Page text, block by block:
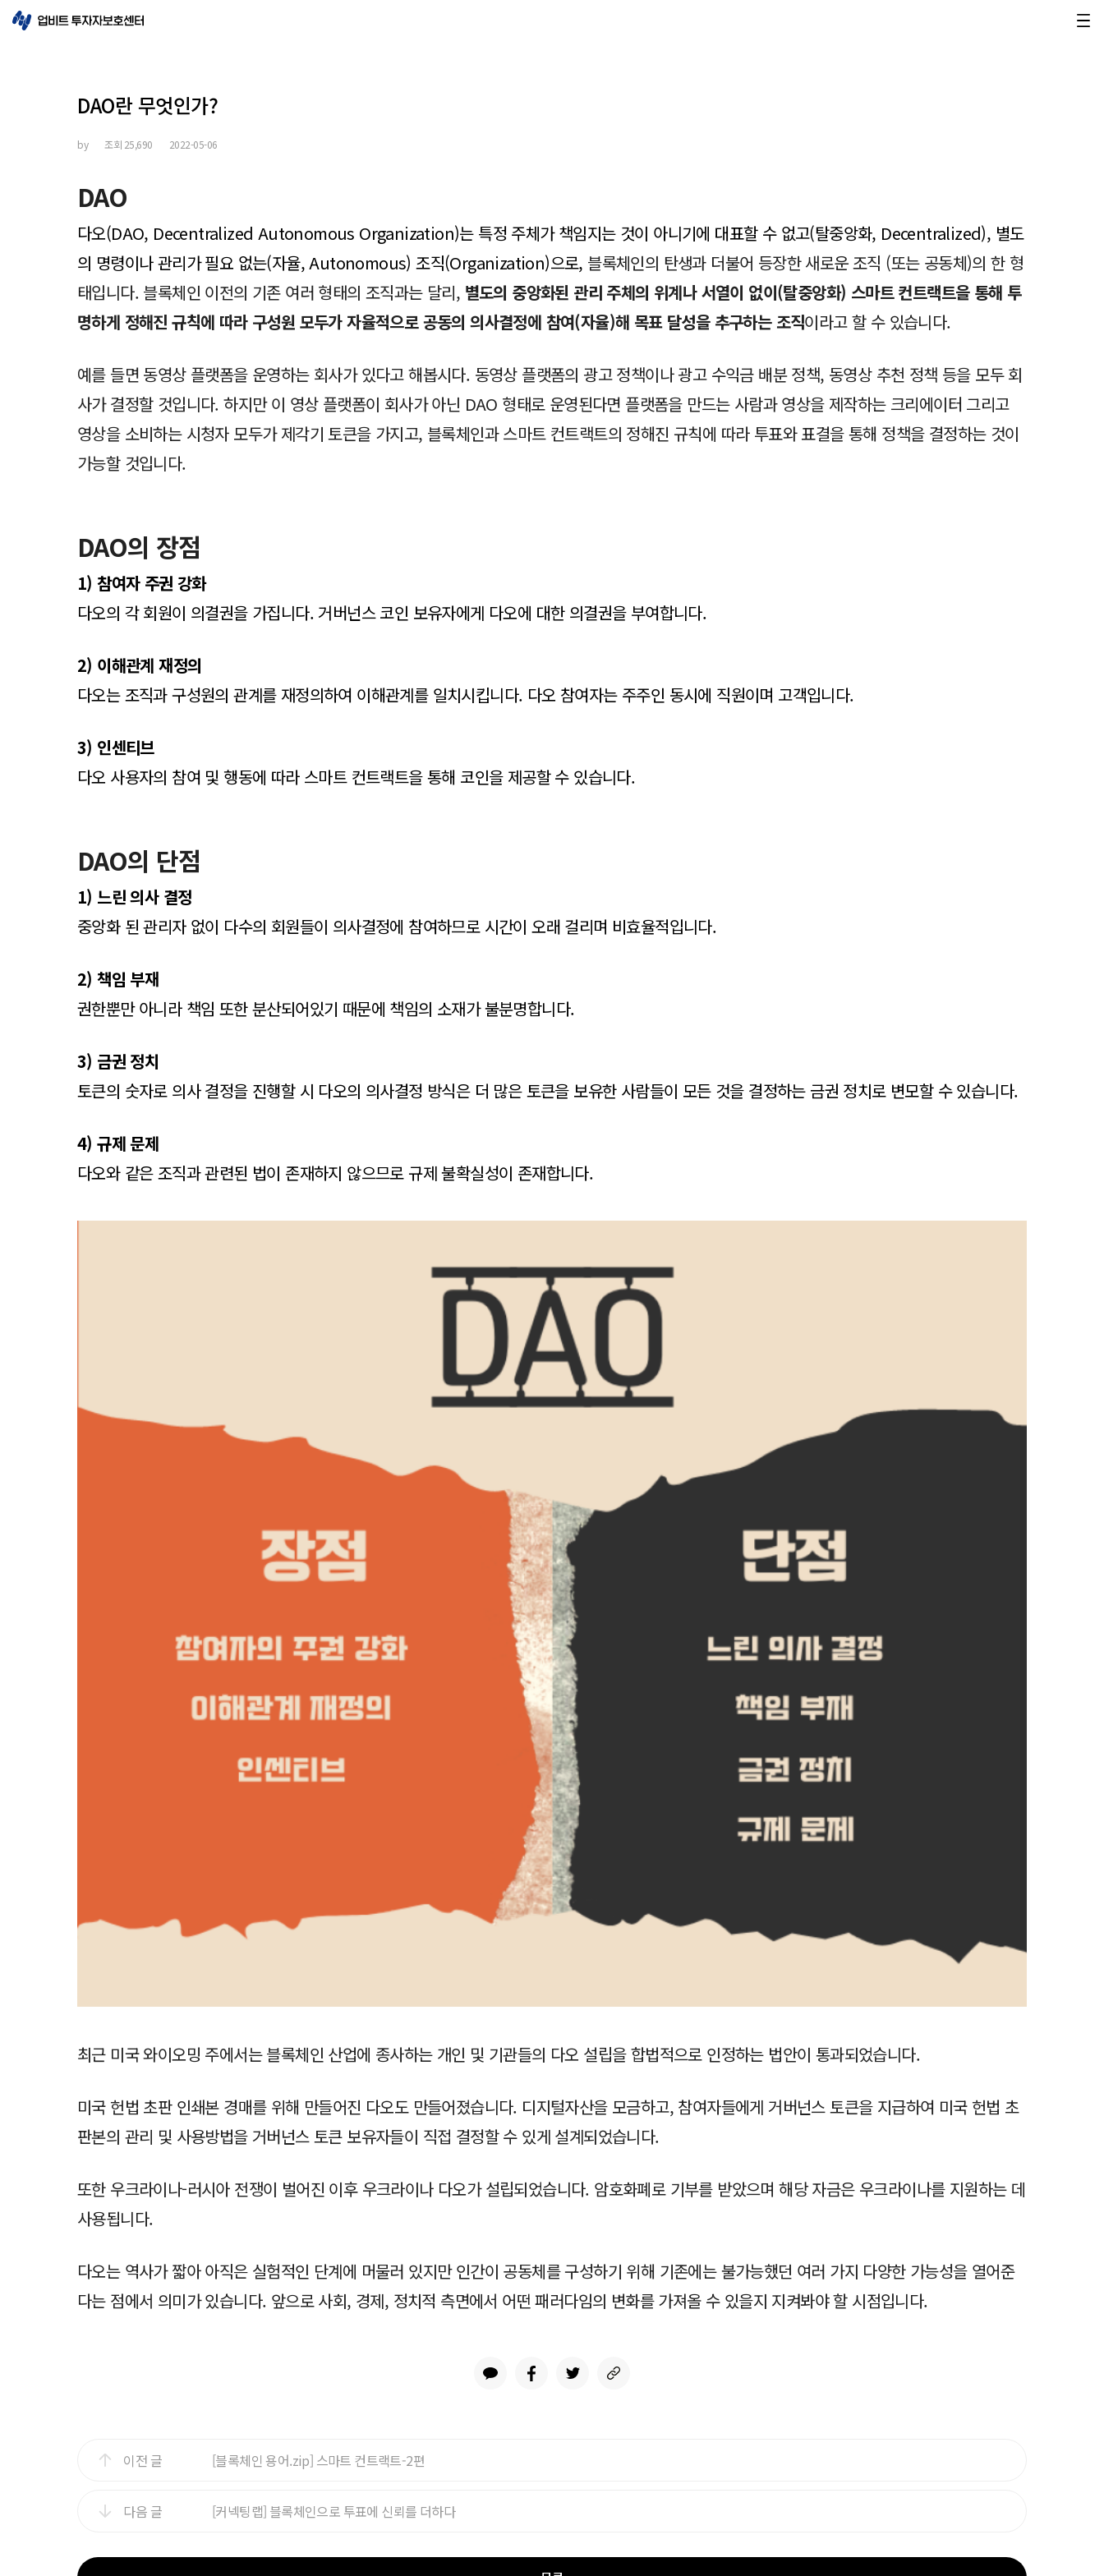
DAO란 무엇인가?
by 조회 25,690 2022-05-06
DAO
다오(DAO, Decentralized Autonomous Organization)는 특정 주체가 책임지는 것이 아니기에 대표할 수 없고(탈중앙화, Decentralized), 별도
의 명령이나 관리가 필요 없는(자율, Autonomous) 조직(Organization)으로, 블록체인의 탄생과 더불어 등장한 새로운 조직 (또는 공동체)의 한 형
태입니다. 블록체인 이전의 기존 여러 형태의 조직과는 달리, 별도의 중앙화된 관리 주체의 위계나 서열이 없이(탈중앙화) 스마트 컨트랙트을 통해 투
명하게 정해진 규칙에 따라 구성원 모두가 자율적으로 공동의 의사결정에 참여(자율)해 목표 달성을 추구하는 조직이라고 할 수 있습니다.
예를 들면 동영상 플랫폼을 운영하는 회사가 있다고 해봅시다. 동영상 플랫폼의 광고 정책이나 광고 수익금 배분 정책, 동영상 추천 정책 등을 모두 회
사가 결정할 것입니다. 하지만 이 영상 플랫폼이 회사가 아닌 DAO 형태로 운영된다면 플랫폼을 만드는 사람과 영상을 제작하는 크리에이터 그리고
영상을 소비하는 시청자 모두가 제각기 토큰을 가지고, 블록체인과 스마트 컨트랙트의 정해진 규칙에 따라 투표와 표결을 통해 정책을 결정하는 것이
가능할 것입니다.
DAO의 장점
1) 참여자 주권 강화
다오의 각 회원이 의결권을 가집니다. 거버넌스 코인 보유자에게 다오에 대한 의결권을 부여합니다.
2) 이해관계 재정의
다오는 조직과 구성원의 관계를 재정의하여 이해관계를 일치시킵니다. 다오 참여자는 주주인 동시에 직원이며 고객입니다.
3) 인센티브
다오 사용자의 참여 및 행동에 따라 스마트 컨트랙트을 통해 코인을 제공할 수 있습니다.
DAO의 단점
1) 느린 의사 결정
중앙화 된 관리자 없이 다수의 회원들이 의사결정에 참여하므로 시간이 오래 걸리며 비효율적입니다.
2) 책임 부재
권한뿐만 아니라 책임 또한 분산되어있기 때문에 책임의 소재가 불분명합니다.
3) 금권 정치
토큰의 숫자로 의사 결정을 진행할 시 다오의 의사결정 방식은 더 많은 토큰을 보유한 사람들이 모든 것을 결정하는 금권 정치로 변모할 수 있습니다.
4) 규제 문제
다오와 같은 조직과 관련된 법이 존재하지 않으므로 규제 불확실성이 존재합니다.
최근 미국 와이오밍 주에서는 블록체인 산업에 종사하는 개인 및 기관들의 다오 설립을 합법적으로 인정하는 법안이 통과되었습니다.
미국 헌법 초판 인쇄본 경매를 위해 만들어진 다오도 만들어졌습니다. 디지털자산을 모금하고, 참여자들에게 거버넌스 토큰을 지급하여 미국 헌법 초
판본의 관리 및 사용방법을 거버넌스 토큰 보유자들이 직접 결정할 수 있게 설계되었습니다.
또한 우크라이나-러시아 전쟁이 벌어진 이후 우크라이나 다오가 설립되었습니다. 암호화폐로 기부를 받았으며 해당 자금은 우크라이나를 지원하는 데
사용됩니다.
다오는 역사가 짧아 아직은 실험적인 단계에 머물러 있지만 인간이 공동체를 구성하기 위해 기존에는 불가능했던 여러 가지 다양한 가능성을 열어준
다는 점에서 의미가 있습니다. 앞으로 사회, 경제, 정치적 측면에서 어떤 패러다임의 변화를 가져올 수 있을지 지켜봐야 할 시점입니다.
이전 글 [블록체인 용어.zip] 스마트 컨트랙트-2편
다음 글 [커넥팅랩] 블록체인으로 투표에 신뢰를 더하다